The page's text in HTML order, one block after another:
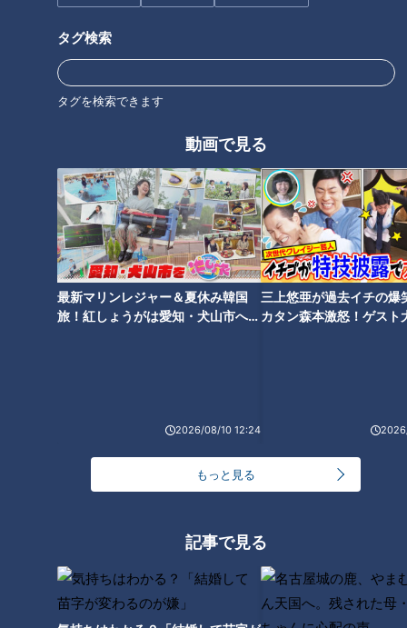
タグ検索
タグを検索できます
動画で見る
最新マリンレジャー＆夏休み韓国
旅！紅しょうがは愛知・犬山市へ
2026/08/10 12:24
三上悠亜が過去イチの爆
カタン森本激怒！ゲスト
もっと見る
記事で見る
ニューア後の目玉の一つである巨大水槽は、入口すぐに設置さ
れており、大人気のタカアシガニをはじめ、さまざまな深海生
物が展示されています。
CBCテレビ『チャント！』
を開催しています。このショーでは、アシカのエサを与えなが
ら、技を覚えさせる過程をお客さんに披露しているそうです。
取材当日には、カワウソの「もぐもぐタイム」も開催されてお
カピバラ、オットセイ、カワウソ。現在繁殖に向
けて準備中！